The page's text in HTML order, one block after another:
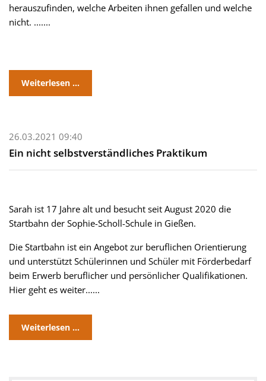
herauszufinden, welche Arbeiten ihnen gefallen und welche
nicht. .......
Weiterlesen …
26.03.2021 09:40
Ein nicht selbstverständliches Praktikum
Sarah ist 17 Jahre alt und besucht seit August 2020 die
Startbahn der Sophie-Scholl-Schule in Gießen.
Die Startbahn ist ein Angebot zur beruflichen Orientierung
und unterstützt Schülerinnen und Schüler mit Förderbedarf
beim Erwerb beruflicher und persönlicher Qualifikationen.
Hier geht es weiter......
Weiterlesen …